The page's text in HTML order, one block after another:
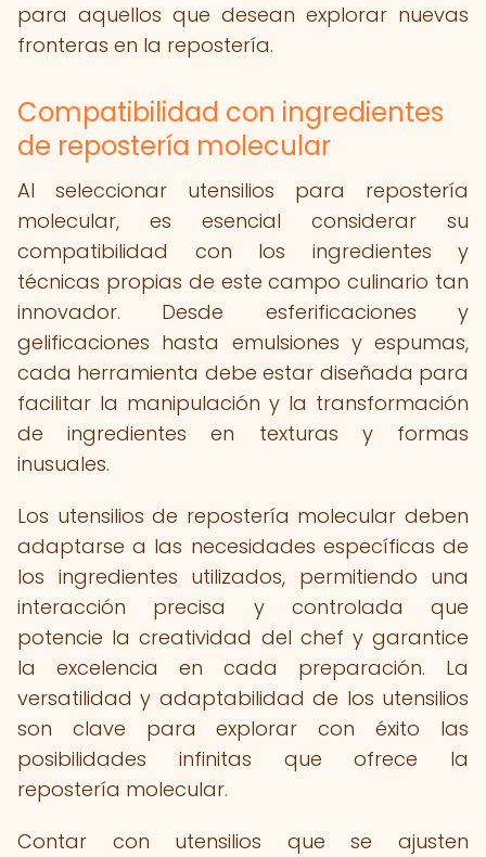
para aquellos que desean explorar nuevas
fronteras en la repostería.
Compatibilidad con ingredientes
de repostería molecular
Al seleccionar utensilios para repostería
molecular, es esencial considerar su
compatibilidad con los ingredientes y
técnicas propias de este campo culinario tan
innovador. Desde esferificaciones y
gelificaciones hasta emulsiones y espumas,
cada herramienta debe estar diseñada para
facilitar la manipulación y la transformación
de ingredientes en texturas y formas
inusuales.
Los utensilios de repostería molecular deben
adaptarse a las necesidades específicas de
los ingredientes utilizados, permitiendo una
interacción precisa y controlada que
potencie la creatividad del chef y garantice
la excelencia en cada preparación. La
versatilidad y adaptabilidad de los utensilios
son clave para explorar con éxito las
posibilidades infinitas que ofrece la
repostería molecular.
Contar con utensilios que se ajusten